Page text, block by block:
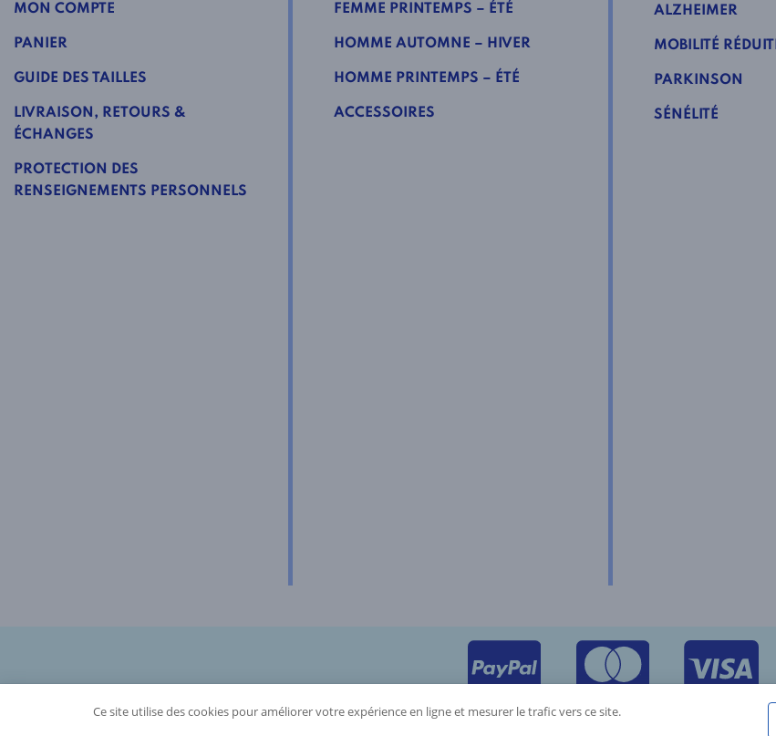
MON COMPTE
PANIER
GUIDE DES TAILLES
LIVRAISON, RETOURS &
ÉCHANGES
PROTECTION DES
RENSEIGNEMENTS PERSONNELS
FEMME PRINTEMPS – ÉTÉ
HOMME AUTOMNE – HIVER
HOMME PRINTEMPS – ÉTÉ
ACCESSOIRES
ALZHEIMER
MOBILITÉ
PARKINSON
SÉNÉLITÉ
Ce site utilise des cookies pour améliorer votre expérience en ligne et mesurer le trafic vers ce site.